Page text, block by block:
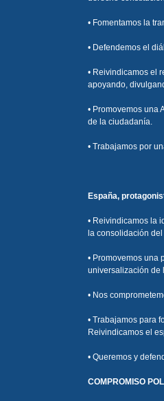
• Fomentamos la
• Defendemos el
• Reivindicamos el
apoyando,
• Promovemos una
de la ciudadanía.
• Trabajamos por
España,
• Reivindicamos la
la consolidación
• Promovemos una
universalización de
• Nos
• Trabajamos para
Reivindicamos el
• Queremos y
COMPROMISO